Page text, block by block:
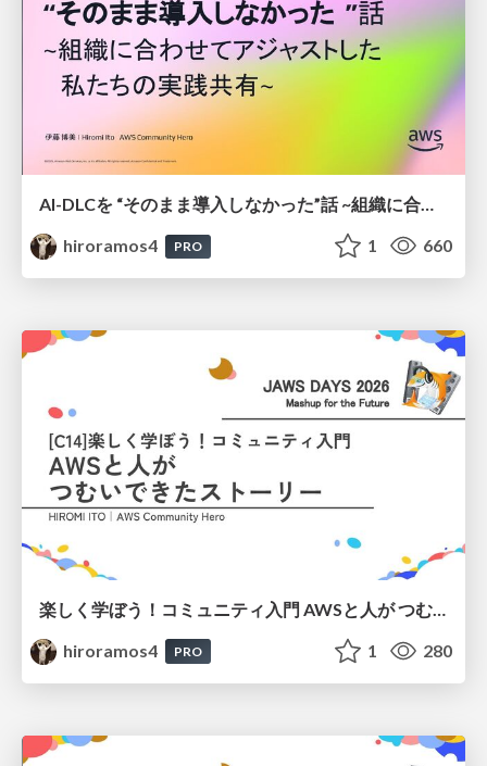
AI-DLCを “そのまま導入しなかった”話 ~組織に合わせてアジャストした 私たちの実践共有~
hiroramos4
PRO 1 660
hiroramos4
PRO 1 280